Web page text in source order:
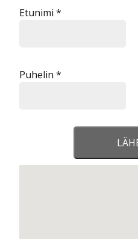
Etunimi *
Puhelin *